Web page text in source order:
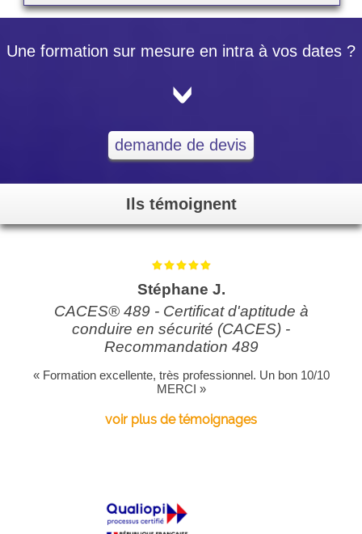
Une formation sur mesure en intra à vos dates ?
<
demande de devis
Ils témoignent
Stéphane J.
CACES® 489 - Certificat d'aptitude à
conduire en sécurité (CACES) -
Recommandation 489
« Formation excellente, très professionnel. Un bon 10/10
MERCI »
voir plus de témoignages